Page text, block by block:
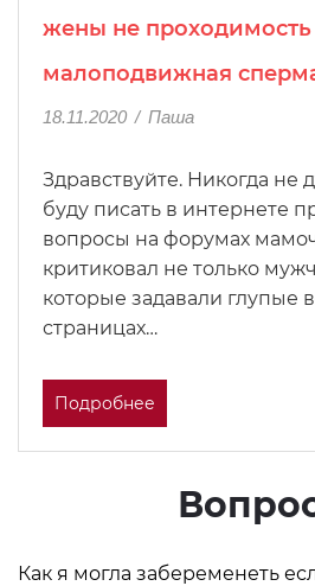
жены не проходимость
малоподвижная
18.11.2020 / Паша
Здравствуйте. Никогда не
буду писать в интернете
вопросы на форумах
критиковал не только
которые задавали глупые
страницах…
Подробнее
Как я могла забеременеть